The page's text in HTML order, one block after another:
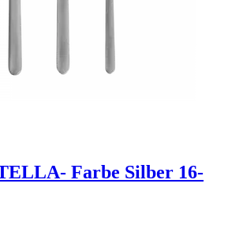
Farbe Silber 16-